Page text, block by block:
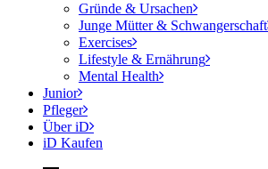
Gründe & Ursachen
Junge Mütter & Schwangerschaft
Exercises
Lifestyle & Ernährung
Mental Health
Junior
Pfleger
Über iD
iD Kaufen